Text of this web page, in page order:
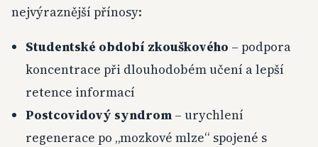
nejvýraznější přínosy:
Studentské období zkouškového – podpora
koncentrace při dlouhodobém učení a lepší
retence informací
Postcovidový syndrom – urychlení
regenerace po „mozkové mlze“ spojené s